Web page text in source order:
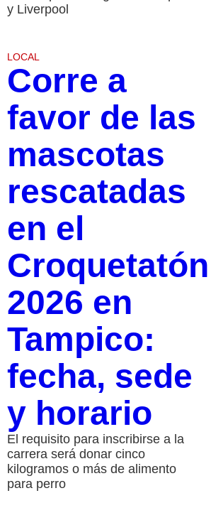
y Liverpool
LOCAL
Corre a
favor de las
mascotas
rescatadas
en el
Croquetatón
2026 en
Tampico:
fecha, sede
y horario
El requisito para inscribirse a la
carrera será donar cinco
kilogramos o más de alimento
para perro